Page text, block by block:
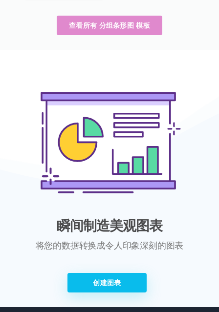
查看所有 分组条形图 模板
瞬间制造美观图表
将您的数据转换成令人印象深刻的图表
创建图表